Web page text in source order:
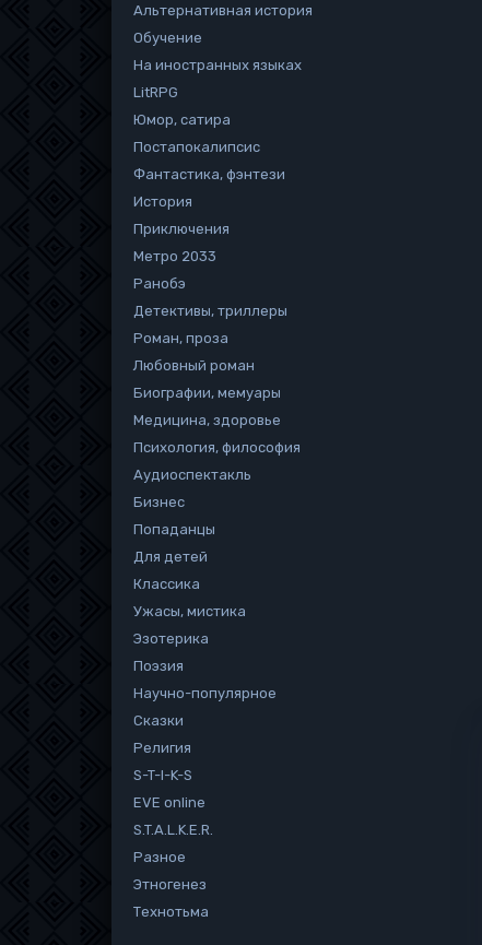
Альтернативная история
Обучение
На иностранных языках
LitRPG
Юмор, сатира
Постапокалипсис
Фантастика, фэнтези
История
Приключения
Метро 2033
Ранобэ
Детективы, триллеры
Роман, проза
Любовный роман
Биографии, мемуары
Медицина, здоровье
Психология, философия
Аудиоспектакль
Бизнес
Попаданцы
Для детей
Классика
Ужасы, мистика
Эзотерика
Поэзия
Научно-популярное
Сказки
Религия
S-T-I-K-S
EVE online
S.T.A.L.K.E.R.
Разное
Этногенез
Технотьма